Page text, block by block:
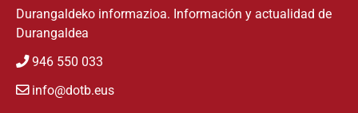
Durangaldeko informazioa. Información y actualidad de
Durangaldea
946 550 033
info@dotb.eus